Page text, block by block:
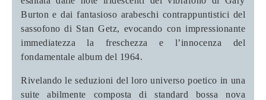
Burton e dai fantasioso arabeschi contrappuntistici del
sassofono di Stan Getz, evocando con impressionante
immediatezza la freschezza e l’innocenza del
fondamentale album del 1964.
Rivelando le seduzioni del loro universo poetico in una
suite abilmente composta di standard bossa nova